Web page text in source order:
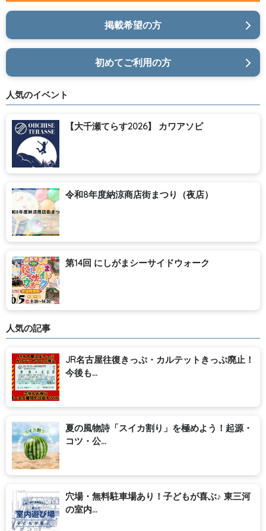
掲載希望の方
初めてご利用の方
人気のイベント
【大千瀬てらす2026】 カワアソビ
令和8年度納涼商店街まつり（夜店）
第14回 にしがまシーサイドウォーク
人気の記事
JR名古屋往復きっぷ・カルテットきっぷ廃止！
今後も...
夏の風物詩「スイカ割り」を極めよう！起源・
コツ・公...
穴場・無料駐車場あり！子どもが喜ぶ♪ 東三河
の室内...